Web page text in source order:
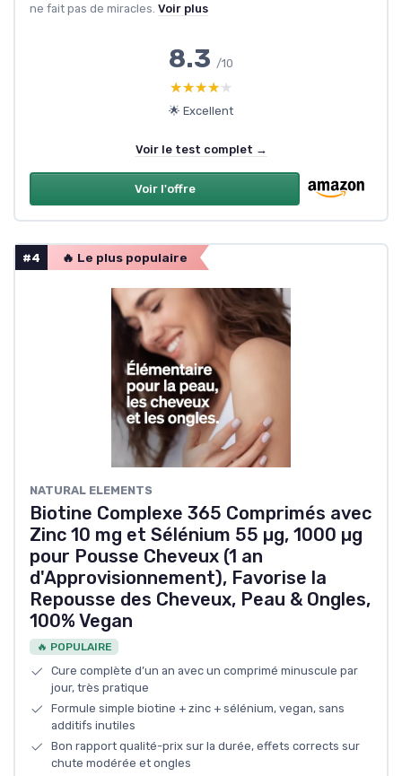
ne fait pas de miracles. Voir plus
8.3 /10
★★★★★
★★★★★
🌟 Excellent
Voir le test complet →
Voir l'offre
#4 🔥 Le plus populaire
NATURAL ELEMENTS
Biotine Complexe 365 Comprimés avec
Zinc 10 mg et Sélénium 55 µg, 1000 µg
pour Pousse Cheveux (1 an
d'Approvisionnement), Favorise la
Repousse des Cheveux, Peau & Ongles,
100% Vegan
🔥 POPULAIRE
Cure complète d’un an avec un comprimé minuscule par
jour, très pratique
Formule simple biotine + zinc + sélénium, vegan, sans
additifs inutiles
Bon rapport qualité-prix sur la durée, effets corrects sur
chute modérée et ongles